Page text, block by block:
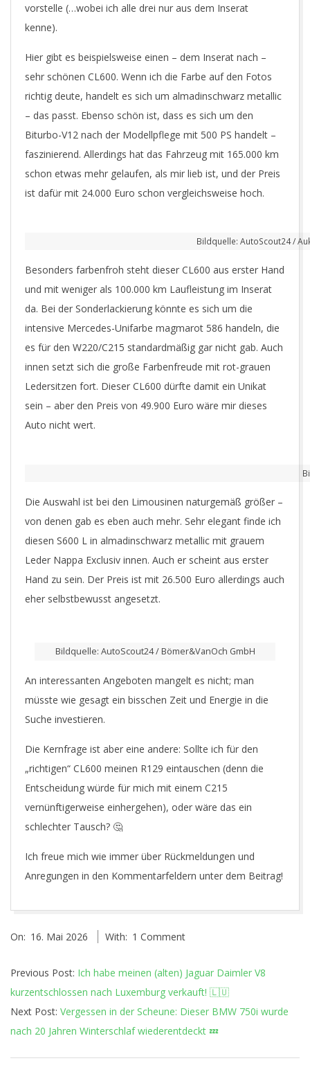
vorstelle (…wobei ich alle drei nur aus dem Inserat
kenne).
Hier gibt es beispielsweise einen – dem Inserat nach –
sehr schönen CL600. Wenn ich die Farbe auf den Fotos
richtig deute, handelt es sich um almadinschwarz metallic
– das passt. Ebenso schön ist, dass es sich um den
Biturbo-V12 nach der Modellpflege mit 500 PS handelt –
faszinierend. Allerdings hat das Fahrzeug mit 165.000 km
schon etwas mehr gelaufen, als mir lieb ist, und der Preis
ist dafür mit 24.000 Euro schon vergleichsweise hoch.
Bildquelle: AutoScout24 /
Besonders farbenfroh steht dieser CL600 aus erster Hand
und mit weniger als 100.000 km Laufleistung im Inserat
da. Bei der Sonderlackierung könnte es sich um die
intensive Mercedes-Unifarbe magmarot 586 handeln, die
es für den W220/C215 standardmäßig gar nicht gab. Auch
innen setzt sich die große Farbenfreude mit rot-grauen
Ledersitzen fort. Dieser CL600 dürfte damit ein Unikat
sein – aber den Preis von 49.900 Euro wäre mir dieses
Auto nicht wert.
Die Auswahl ist bei den Limousinen naturgemäß größer –
von denen gab es eben auch mehr. Sehr elegant finde ich
diesen S600 L in almadinschwarz metallic mit grauem
Leder Nappa Exclusiv innen. Auch er scheint aus erster
Hand zu sein. Der Preis ist mit 26.500 Euro allerdings auch
eher selbstbewusst angesetzt.
Bildquelle: AutoScout24 / Bömer&VanOch GmbH
An interessanten Angeboten mangelt es nicht; man
müsste wie gesagt ein bisschen Zeit und Energie in die
Suche investieren.
Die Kernfrage ist aber eine andere: Sollte ich für den
„richtigen“ CL600 meinen R129 eintauschen (denn die
Entscheidung würde für mich mit einem C215
vernünftigerweise einhergehen), oder wäre das ein
schlechter Tausch? 🤔
Ich freue mich wie immer über Rückmeldungen und
Anregungen in den Kommentarfeldern unter dem Beitrag!
05-
On: 16. Mai 2026 With: 1 Comment
Previous Post: Ich habe meinen (alten) Jaguar Daimler V8
kurzentschlossen nach Luxemburg verkauft! 🇱🇺
Next Post: Vergessen in der Scheune: Dieser BMW 750i wurde
nach 20 Jahren Winterschlaf wiederentdeckt 💤